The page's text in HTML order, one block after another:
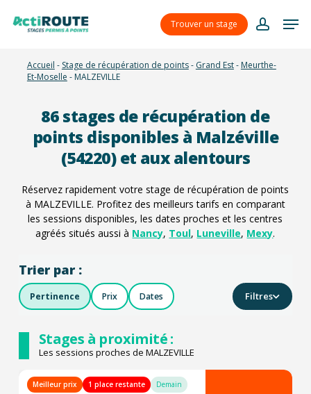
Trouver un stage
account
Accueil - Stage de récupération de points- Grand Est- Meurthe-
Et-Moselle - MALZEVILLE
86stages de récupération de
points disponibles à Malzéville
(54220) et aux alentours
Réservez rapidement votre stage de récupération de points
à MALZEVILLE. Profitez des meilleurs tarifs en comparant
les sessions disponibles, les dates proches et les centres
agréés situés aussi à Nancy, Toul, Luneville, Mexy.
Trier par :
Pertinence Prix Dates Filtres
Stages à proximité :
Les sessions proches de MALZEVILLE
Meilleur prix 1 place restante Demain